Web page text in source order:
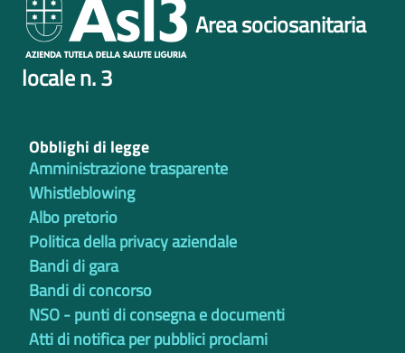
Area sociosanitaria
locale n. 3
Obblighi di legge
Amministrazione trasparente
Whistleblowing
Albo pretorio
Politica della privacy aziendale
Bandi di gara
Bandi di concorso
NSO - punti di consegna e documenti
Atti di notifica per pubblici proclami